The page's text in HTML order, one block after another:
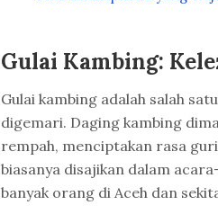
Gulai Kambing:
Gulai kambing adalah salah
digemari. Daging kambing
rempah, menciptakan rasa
biasanya disajikan dalam
banyak orang di Aceh dan